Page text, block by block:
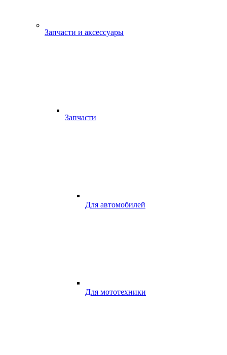
Запчасти и аксессуары
Запчасти
Для автомобилей
Для мототехники